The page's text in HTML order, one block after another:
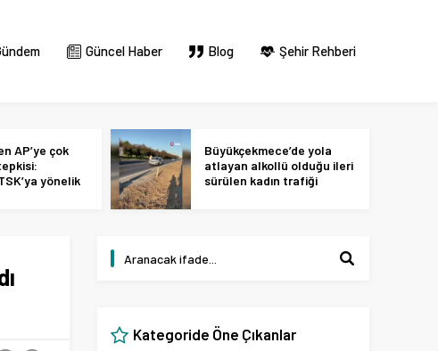
Güncel Haber Blog Şehir Rehberi
AP’ye çok
yönelik
Büyükçekmece’de yola
atlayan alkollü olduğu ileri
sürülen kadın trafiği
Kategoride Öne Çıkanlar